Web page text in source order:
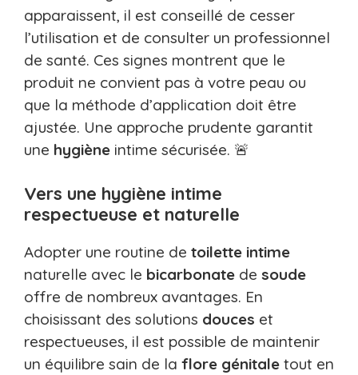
apparaissent, il est conseillé de cesser
l’utilisation et de consulter un professionnel
de santé. Ces signes montrent que le
produit ne convient pas à votre peau ou
que la méthode d’application doit être
ajustée. Une approche prudente garantit
une hygiène intime sécurisée. 🚨
Vers une hygiène intime
respectueuse et naturelle
Adopter une routine de toilette intime
naturelle avec le bicarbonate de soude
offre de nombreux avantages. En
choisissant des solutions douces et
respectueuses, il est possible de maintenir
un équilibre sain de la flore génitale tout en